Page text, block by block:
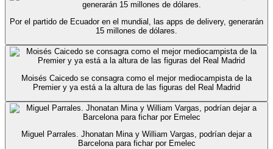
Por el partido de Ecuador en el mundial, las apps de delivery, generarán
15 millones de dólares.
Moisés Caicedo se consagra como el mejor mediocampista de la
Premier y ya está a la altura de las figuras del Real Madrid
Miguel Parrales. Jhonatan Mina y William Vargas, podrían dejar a
Barcelona para fichar por Emelec